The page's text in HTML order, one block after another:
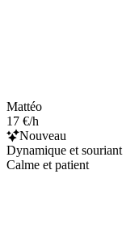
Mattéo
17 €/h
Nouveau
Dynamique et souriant
Calme et patient